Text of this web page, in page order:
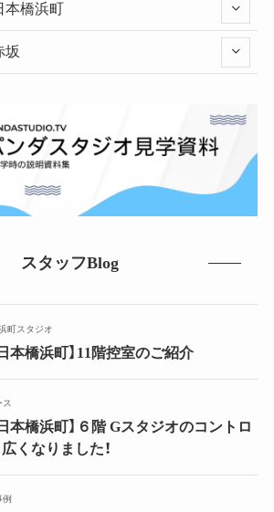
本橋浜町
坂
スタッフBlog
町スタジオ
本橋浜町】11階控室のご紹介
ス
本橋浜町】６階 Gスタジオのコントロ
くなりました！
例